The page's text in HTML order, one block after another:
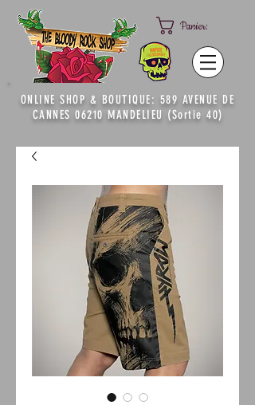
Panier:
ONLINE SHOP & BOUTIQUE: 589 AVENUE DE
CANNES 06210 MANDELIEU (Sortie 40)